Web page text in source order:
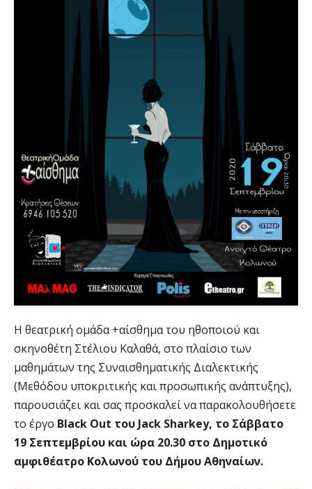
Η θεατρική ομάδα +αίσθημα του ηθοποιού και
σκηνοθέτη Στέλιου Καλαθά, στο πλαίσιο των
μαθημάτων της Συναισθηματικής Διαλεκτικής
(Μεθόδου υποκριτικής και προσωπικής ανάπτυξης),
παρουσιάζει και σας προσκαλεί να παρακολουθήσετε
το έργο Black Out του Jack Sharkey, το Σάββατο
19 Σεπτεμβρίου και ώρα 20.30 στο Δημοτικό
αμφιθέατρο Κολωνού του Δήμου Αθηναίων.